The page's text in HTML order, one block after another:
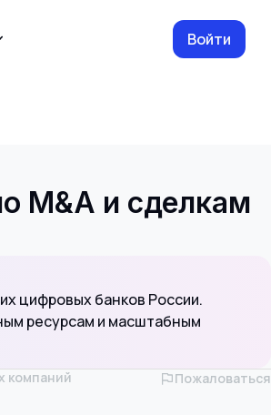
Войти
M&A и сделкам
цифровых банков России.
ресурсам и масштабным
компаний Пожаловаться